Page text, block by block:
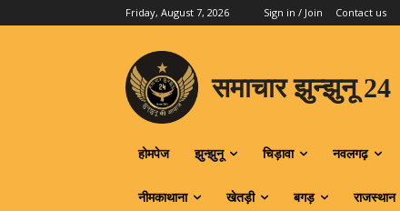
Friday, August 7, 2026 Sign in / Join Contact us
समाचार झुन्झुनू 24
होमपेज झुन्झुनू चिड़ावा नवलगढ़
नीमकाथाना खेतड़ी बगड़ राजस्थान